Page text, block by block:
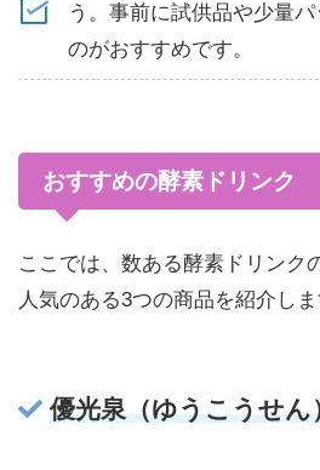
う。事前に試供品や少量
のがおすすめです。
おすすめの酵素ドリンク
ここでは、数ある酵素ドリンク
人気のある3つの商品を紹介しま
優光泉（ゆうこうせん